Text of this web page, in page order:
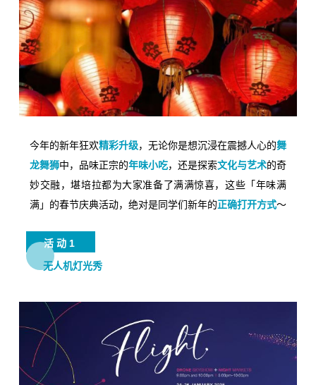
今年的新年狂欢精彩升级，无论你是想沉浸在震撼人心的舞
龙舞狮中，品味正宗的年味小吃，还是探索文化与艺术的奇
妙交融，堪培拉都为大家准备了满满惊喜，这些「年味满
满」的春节庆典活动，绝对是同学们新年的正确打开方式～
活动1
无人机灯光秀